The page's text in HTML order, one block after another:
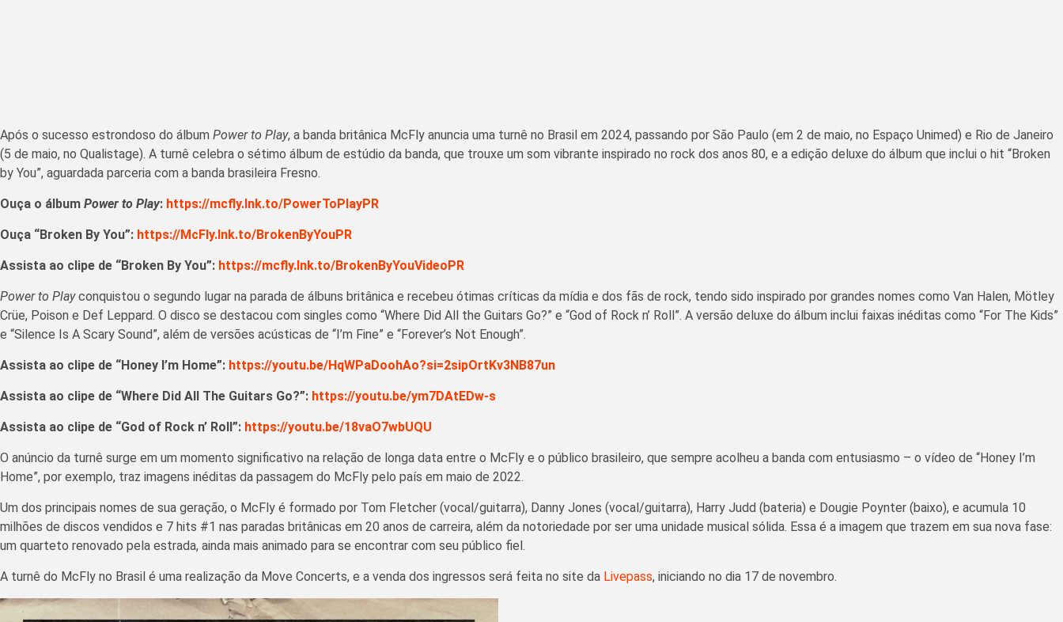
Após o sucesso estrondoso do álbum Power to Play, a banda britânica McFly anuncia uma turnê no Brasil em 2024, passando por São Paulo (em 2 de maio, no Espaço Unimed) e Rio de Janeiro
(5 de maio, no Qualistage). A turnê celebra o sétimo álbum de estúdio da banda, que trouxe um som vibrante inspirado no rock dos anos 80, e a edição deluxe do álbum que inclui o hit “Broken
by You”, aguardada parceria com a banda brasileira Fresno.
Ouça o álbum Power to Play: https://mcfly.lnk.to/PowerToPlayPR
Ouça “Broken By You”: https://McFly.lnk.to/BrokenByYouPR
Assista ao clipe de “Broken By You”: https://mcfly.lnk.to/BrokenByYouVideoPR
Power to Playconquistou o segundo lugar na parada de álbuns britânica e recebeu ótimas críticas da mídia e dos fãs de rock, tendo sido inspirado por grandes nomes como Van Halen, Mötley
Crüe, Poison e Def Leppard. O disco se destacou com singles como “Where Did All the Guitars Go?” e “God of Rock n’ Roll”. A versão deluxe do álbum inclui faixas inéditas como “For The Kids”
e “Silence Is A Scary Sound”, além de versões acústicas de “I’m Fine” e “Forever’s Not Enough”.
Assista ao clipe de “Honey I’m Home”: https://youtu.be/HqWPaDoohAo?si=2sipOrtKv3NB87un
Assista ao clipe de “Where Did All The Guitars Go?”: https://youtu.be/ym7DAtEDw-s
Assista ao clipe de “God of Rock n’ Roll”: https://youtu.be/18vaO7wbUQU
O anúncio da turnê surge em um momento significativo na relação de longa data entre o McFly e o público brasileiro, que sempre acolheu a banda com entusiasmo – o vídeo de “Honey I’m
Home”, por exemplo, traz imagens inéditas da passagem do McFly pelo país em maio de 2022.
Um dos principais nomes de sua geração, o McFly é formado por Tom Fletcher (vocal/guitarra), Danny Jones (vocal/guitarra), Harry Judd (bateria) e Dougie Poynter (baixo), e acumula 10
milhões de discos vendidos e 7 hits #1 nas paradas britânicas em 20 anos de carreira, além da notoriedade por ser uma unidade musical sólida. Essa é a imagem que trazem em sua nova fase:
um quarteto renovado pela estrada, ainda mais animado para se encontrar com seu público fiel.
A turnê do McFly no Brasil é uma realização da Move Concerts, e a venda dos ingressos será feita no site da Livepass, iniciando no dia 17 de novembro.